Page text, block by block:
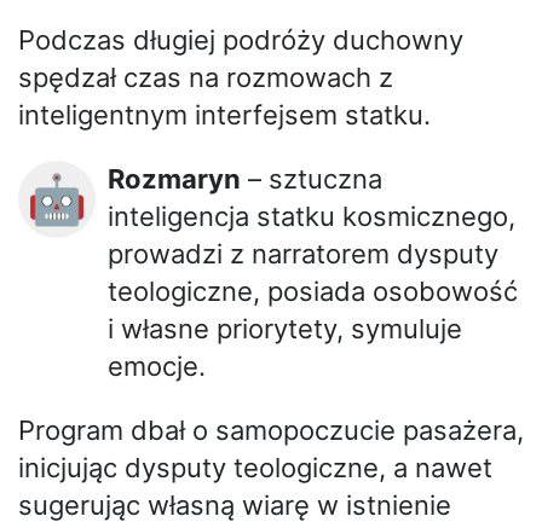
Podczas długiej podróży duchowny
spędzał czas na rozmowach z
inteligentnym interfejsem statku.
🤖 Rozmaryn – sztuczna
inteligencja statku kosmicznego,
prowadzi z narratorem dysputy
teologiczne, posiada osobowość
i własne priorytety, symuluje
emocje.
Program dbał o samopoczucie pasażera,
inicjując dysputy teologiczne, a nawet
sugerując własną wiarę w istnienie